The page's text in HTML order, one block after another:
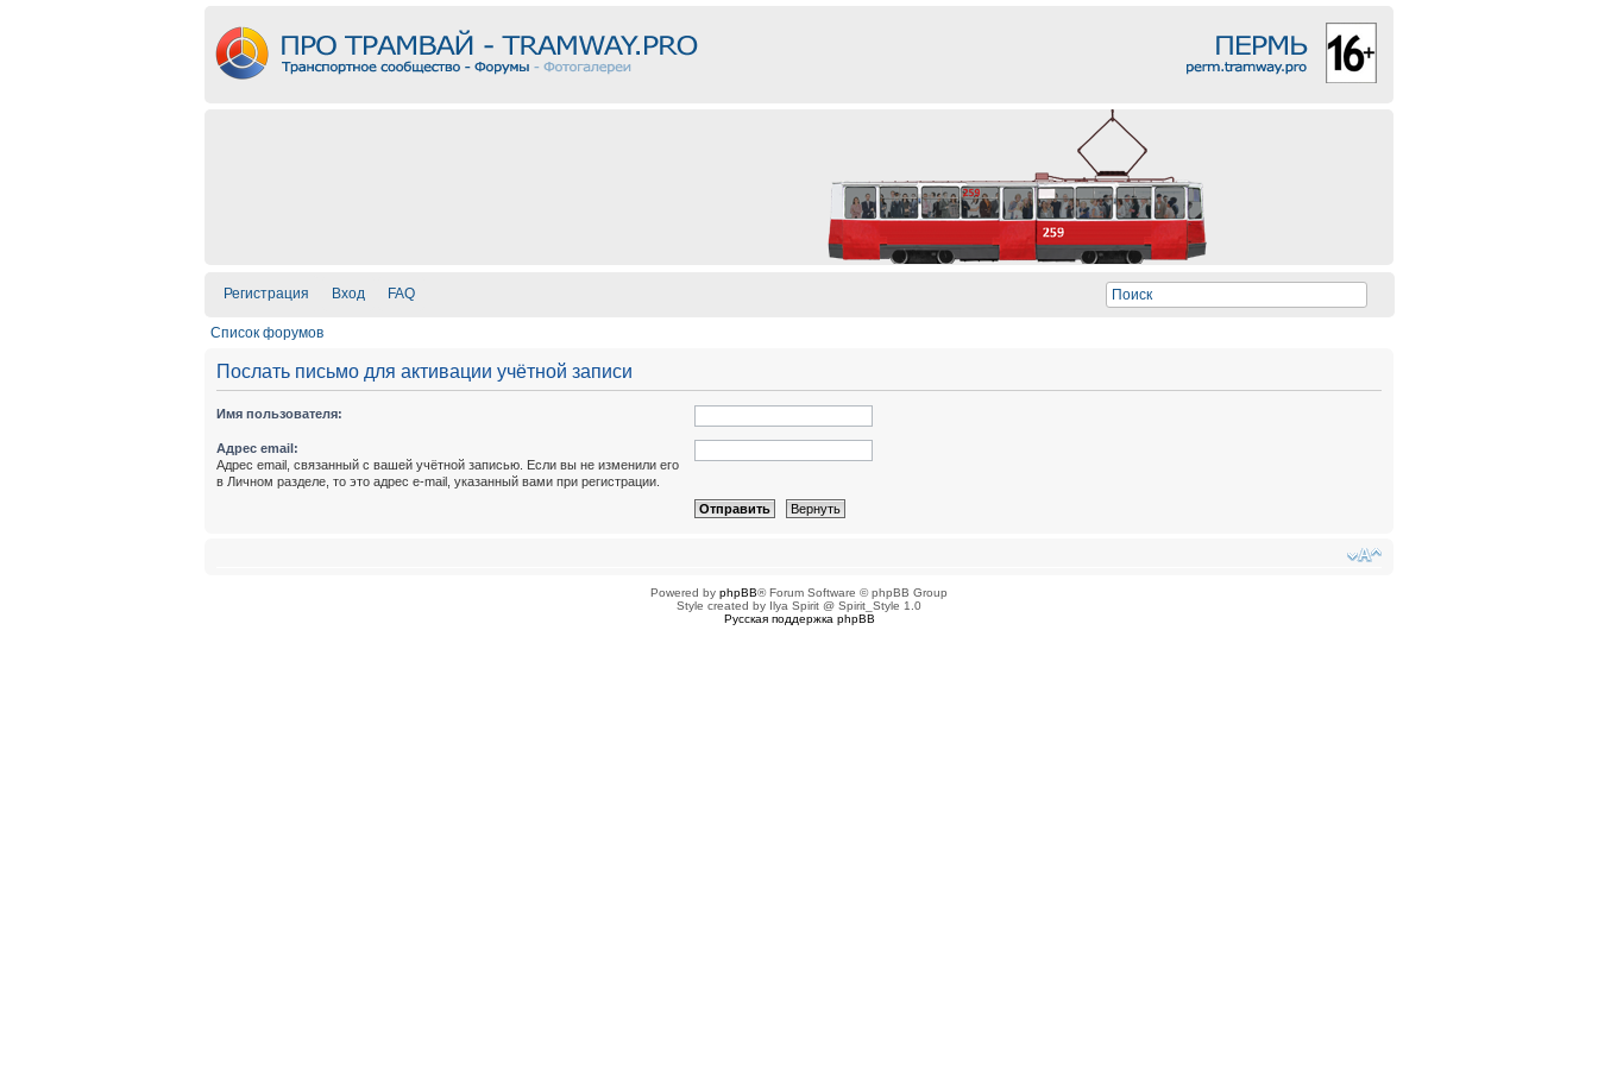
Регистрация Вход FAQ
Список форумов
Послать письмо для активации учётной записи
Имя пользователя:
Адрес email:
Адрес email, связанный с вашей учётной записью. Если вы не изменили его
в Личном разделе, то это адрес e-mail, указанный вами при регистрации.
Powered by phpBB® Forum Software © phpBB Group
Style created by Ilya Spirit @ Spirit_Style 1.0
Русская поддержка phpBB